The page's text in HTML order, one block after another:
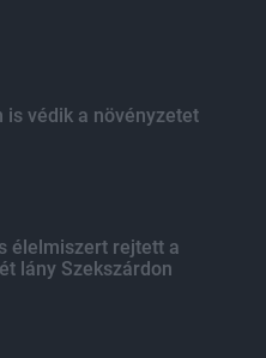
is védik a növényzetet
élelmiszert rejtett a
lány Szekszárdon